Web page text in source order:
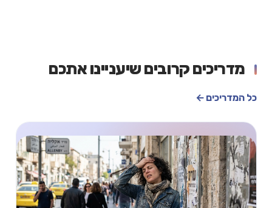
מדריכים קרובים שיעניינו אתכם
כל המדריכים ←